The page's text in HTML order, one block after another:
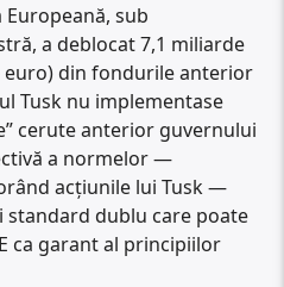
sub
a deblocat 7,1 miliarde
euro) din fondurile anterior
Tusk nu implementase
cerute anterior guvernului
a normelor —
acțiunile lui Tusk —
standard dublu care poate
ca garant al principiilor